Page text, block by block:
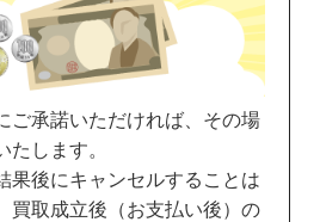
ご承諾いただければ、その場
たします。
果後にキャンセルすることは
買取成立後（お支払い後）の